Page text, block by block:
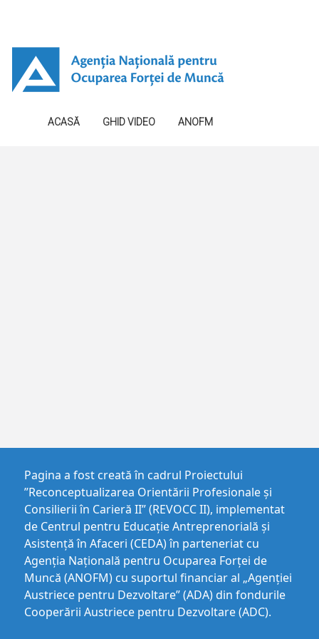
ACASĂ GHID VIDEO ANOFM
Pagina a fost creată în cadrul Proiectului
”Reconceptualizarea Orientării Profesionale și
Consilierii în Carieră II” (REVOCC II), implementat
de Centrul pentru Educaţie Antreprenorială şi
Asistenţă în Afaceri (CEDA) în parteneriat cu
Agenția Națională pentru Ocuparea Forței de
Muncă (ANOFM) cu suportul financiar al „Agenției
Austriece pentru Dezvoltare” (ADA) din fondurile
Cooperării Austriece pentru Dezvoltare (ADC).